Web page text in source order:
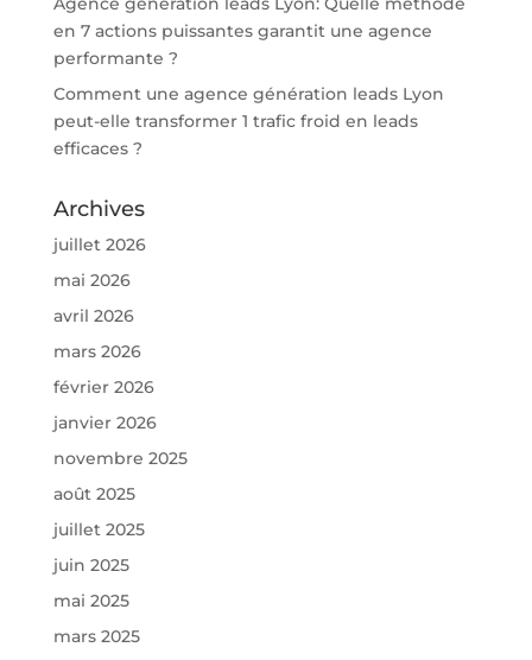
en 7 actions puissantes garantit une agence
performante ?
Comment une agence génération leads Lyon
peut-elle transformer 1 trafic froid en leads
efficaces ?
Archives
juillet 2026
mai 2026
avril 2026
mars 2026
février 2026
janvier 2026
novembre 2025
août 2025
juillet 2025
juin 2025
mai 2025
mars 2025